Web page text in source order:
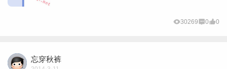
30269 0 0
忘穿秋裤